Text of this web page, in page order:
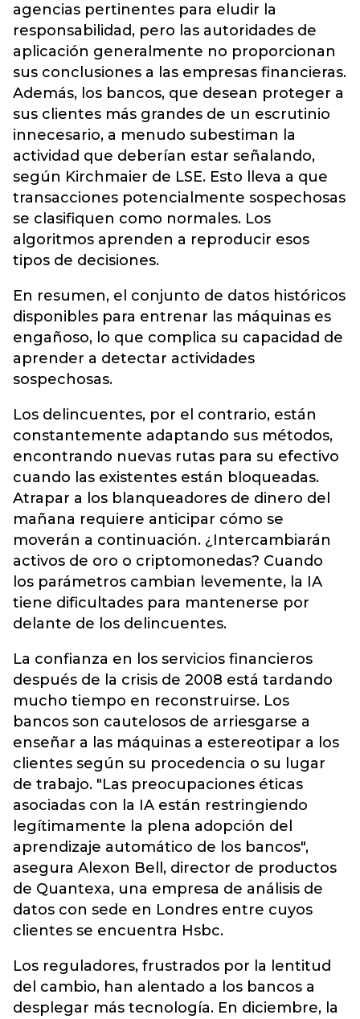
agencias pertinentes para eludir la
responsabilidad, pero las autoridades de
aplicación generalmente no proporcionan
sus conclusiones a las empresas financieras.
Además, los bancos, que desean proteger a
sus clientes más grandes de un escrutinio
innecesario, a menudo subestiman la
actividad que deberían estar señalando,
según Kirchmaier de LSE. Esto lleva a que
transacciones potencialmente sospechosas
se clasifiquen como normales. Los
algoritmos aprenden a reproducir esos
tipos de decisiones.
En resumen, el conjunto de datos históricos
disponibles para entrenar las máquinas es
engañoso, lo que complica su capacidad de
aprender a detectar actividades
sospechosas.
Los delincuentes, por el contrario, están
constantemente adaptando sus métodos,
encontrando nuevas rutas para su efectivo
cuando las existentes están bloqueadas.
Atrapar a los blanqueadores de dinero del
mañana requiere anticipar cómo se
moverán a continuación. ¿Intercambiarán
activos de oro o criptomonedas? Cuando
los parámetros cambian levemente, la IA
tiene dificultades para mantenerse por
delante de los delincuentes.
La confianza en los servicios financieros
después de la crisis de 2008 está tardando
mucho tiempo en reconstruirse. Los
bancos son cautelosos de arriesgarse a
enseñar a las máquinas a estereotipar a los
clientes según su procedencia o su lugar
de trabajo. "Las preocupaciones éticas
asociadas con la IA están restringiendo
legítimamente la plena adopción del
aprendizaje automático de los bancos",
asegura Alexon Bell, director de productos
de Quantexa, una empresa de análisis de
datos con sede en Londres entre cuyos
clientes se encuentra Hsbc.
Los reguladores, frustrados por la lentitud
del cambio, han alentado a los bancos a
desplegar más tecnología. En diciembre, la